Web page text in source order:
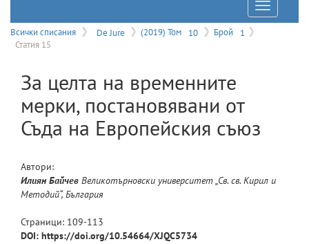
Отваряне
на
Всички списания De Jure (2019) Том 10 Брой
1
Статия 15
За целта на временните
мерки, постановявани от
Съда на Европейския съюз
Автори:
Илиян Байчев Великотърновски университет „Св. св. Кирил и
Методий“, България
Страници: 109-113
DOI: https://doi.org/10.54664/XJQC5734